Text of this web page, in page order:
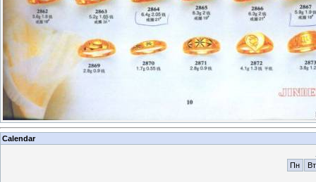
Calendar
Пн
Вт